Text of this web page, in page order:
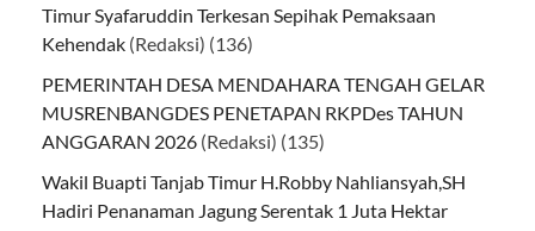
Timur Syafaruddin Terkesan Sepihak Pemaksaan
Kehendak (Redaksi) (136)
PEMERINTAH DESA MENDAHARA TENGAH GELAR
MUSRENBANGDES PENETAPAN RKPDes TAHUN
ANGGARAN 2026 (Redaksi) (135)
Wakil Buapti Tanjab Timur H.Robby Nahliansyah,SH
Hadiri Penanaman Jagung Serentak 1 Juta Hektar